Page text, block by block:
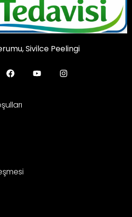
Sivilce Peelingi